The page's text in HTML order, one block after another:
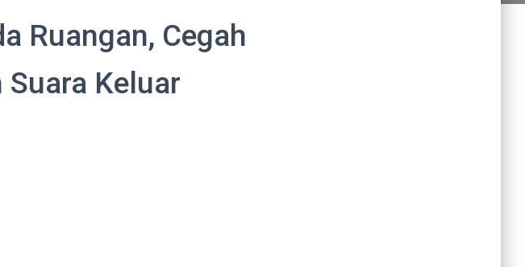
Ruangan, Cegah
Suara Keluar